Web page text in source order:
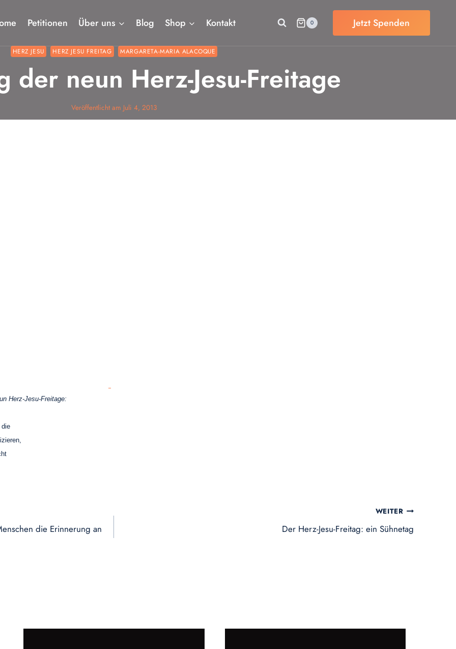
Petitionen Über uns Blog Shop Kontakt 0 Jetzt Spenden
HERZ JESU HERZ JESU FREITAG MARGARETA-MARIA ALACOQUE
der neun Herz-Jesu-Freitage
Veröffentlicht am Juli 4, 2013
Herz-Jesu-Freitage:
die
die Erinnerung an
WEITER
Der Herz-Jesu-Freitag: ein Sühnetag